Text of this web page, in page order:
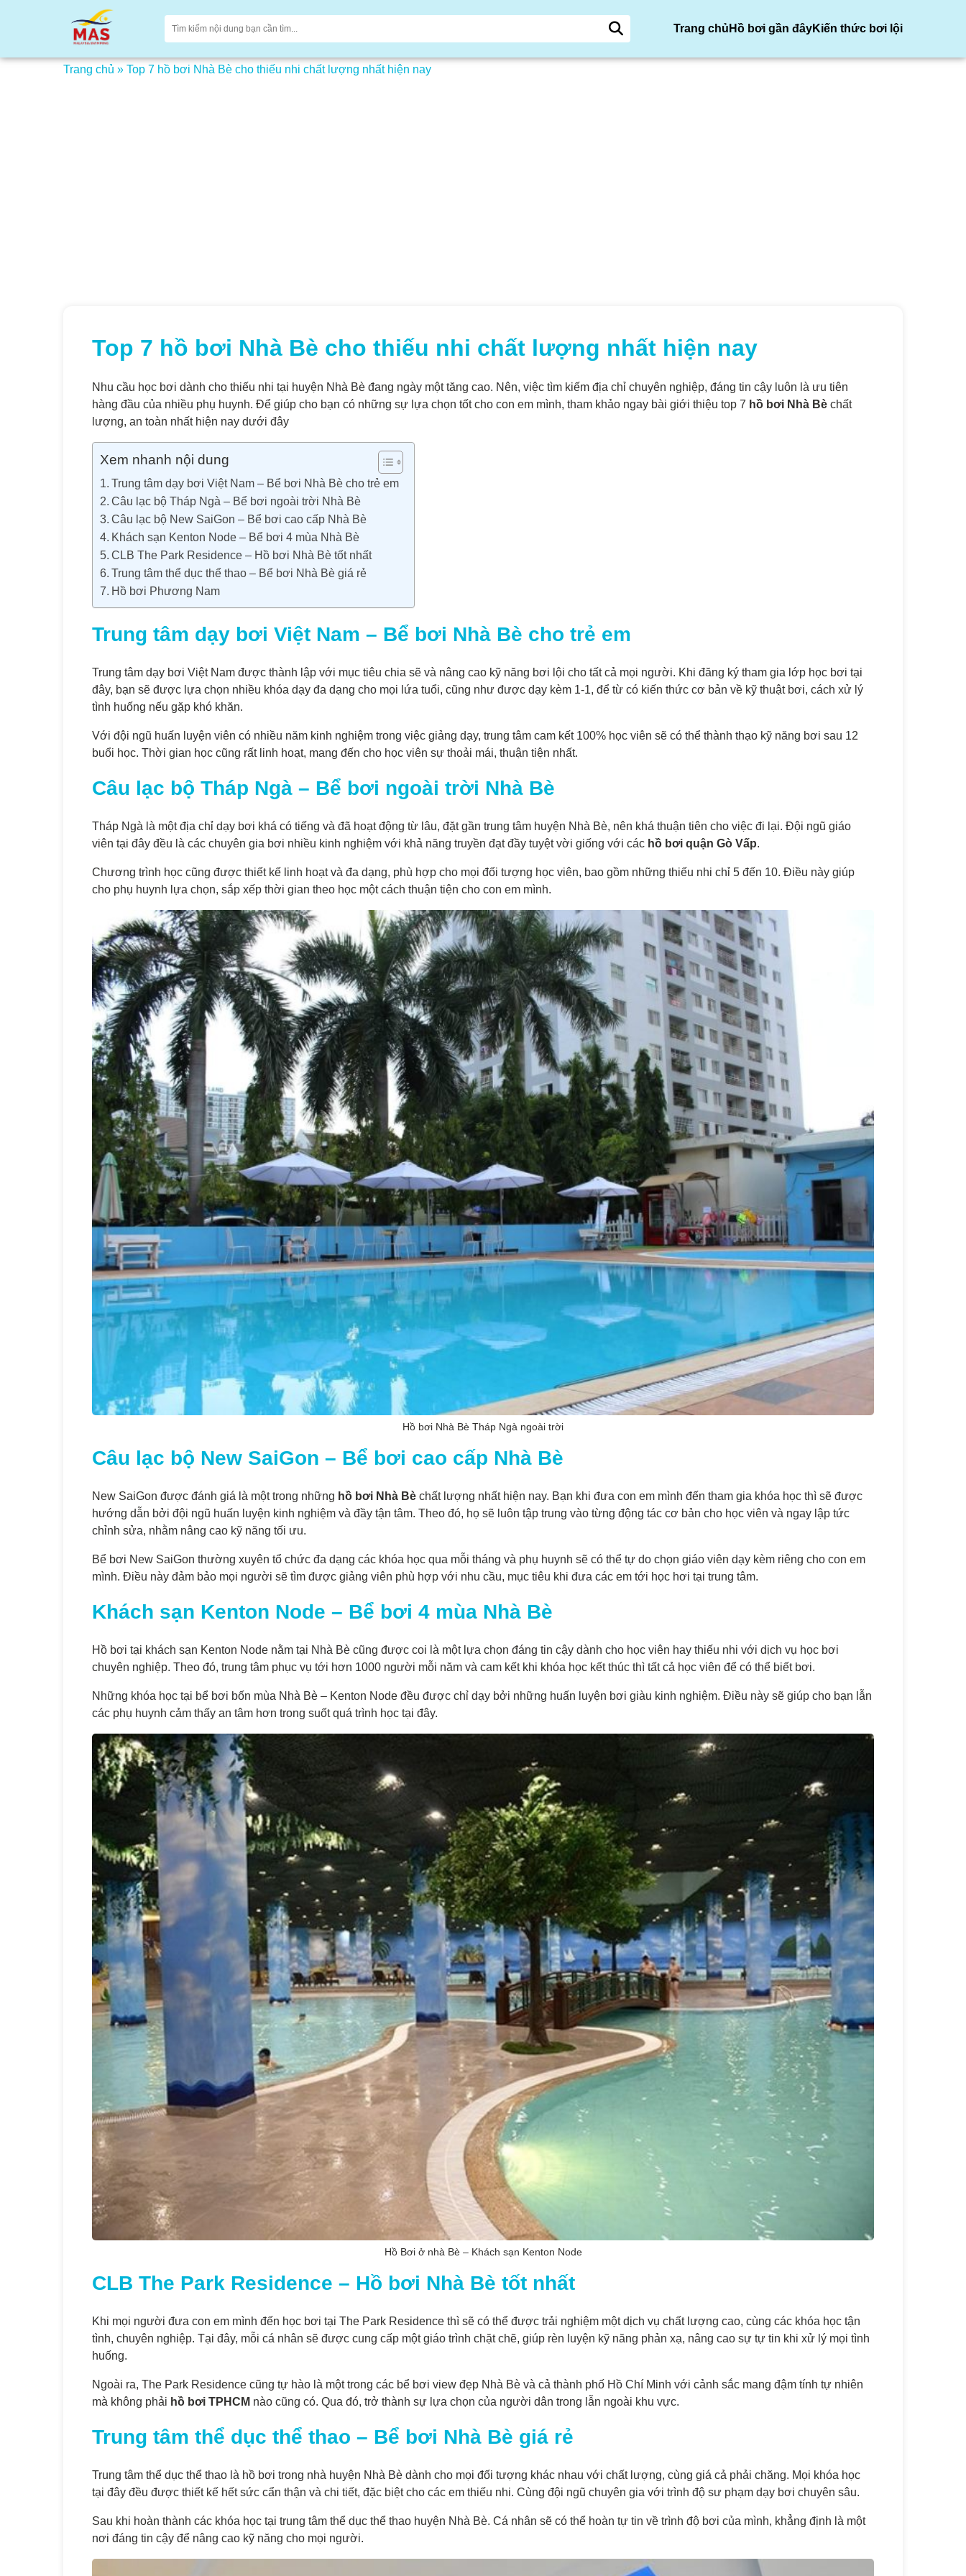
Trang chủ Hồ bơi gần đâyKiến thức bơi lội
Trang chủ » Top 7 hồ bơi Nhà Bè cho thiếu nhi chất lượng nhất hiện nay
Top 7 hồ bơi Nhà Bè cho thiếu nhi chất lượng nhất hiện nay
Nhu cầu học bơi dành cho thiếu nhi tại huyện Nhà Bè đang ngày một tăng cao. Nên, việc tìm kiếm địa chỉ chuyên nghiệp, đáng tin cậy luôn là ưu tiên
hàng đầu của nhiều phụ huynh. Để giúp cho bạn có những sự lựa chọn tốt cho con em mình, tham khảo ngay bài giới thiệu top 7 hồ bơi Nhà Bè chất
lượng, an toàn nhất hiện nay dưới đây
Xem nhanh nội dung
Trung tâm dạy bơi Việt Nam – Bể bơi Nhà Bè cho trẻ em
Câu lạc bộ Tháp Ngà – Bể bơi ngoài trời Nhà Bè
Câu lạc bộ New SaiGon – Bể bơi cao cấp Nhà Bè
Khách sạn Kenton Node – Bể bơi 4 mùa Nhà Bè
CLB The Park Residence – Hồ bơi Nhà Bè tốt nhất
Trung tâm thể dục thể thao – Bể bơi Nhà Bè giá rẻ
Hồ bơi Phương Nam
Trung tâm dạy bơi Việt Nam – Bể bơi Nhà Bè cho trẻ em
Trung tâm dạy bơi Việt Nam được thành lập với mục tiêu chia sẽ và nâng cao kỹ năng bơi lội cho tất cả mọi người. Khi đăng ký tham gia lớp học bơi tại
đây, bạn sẽ được lựa chọn nhiều khóa dạy đa dạng cho mọi lứa tuổi, cũng như được dạy kèm 1-1, để từ có kiến thức cơ bản về kỹ thuật bơi, cách xử lý
tình huống nếu gặp khó khăn.
Với đội ngũ huấn luyện viên có nhiều năm kinh nghiệm trong việc giảng dạy, trung tâm cam kết 100% học viên sẽ có thể thành thạo kỹ năng bơi sau 12
buổi học. Thời gian học cũng rất linh hoạt, mang đến cho học viên sự thoải mái, thuận tiện nhất.
Câu lạc bộ Tháp Ngà – Bể bơi ngoài trời Nhà Bè
Tháp Ngà là một địa chỉ dạy bơi khá có tiếng và đã hoạt động từ lâu, đặt gần trung tâm huyện Nhà Bè, nên khá thuận tiên cho việc đi lại. Đội ngũ giáo
viên tại đây đều là các chuyên gia bơi nhiều kinh nghiệm với khả năng truyền đạt đầy tuyệt vời giống với các hồ bơi quận Gò Vấp.
Chương trình học cũng được thiết kế linh hoạt và đa dạng, phù hợp cho mọi đối tượng học viên, bao gồm những thiếu nhi chỉ 5 đến 10. Điều này giúp
cho phụ huynh lựa chọn, sắp xếp thời gian theo học một cách thuận tiện cho con em mình.
Hồ bơi Nhà Bè Tháp Ngà ngoài trời
Câu lạc bộ New SaiGon – Bể bơi cao cấp Nhà Bè
New SaiGon được đánh giá là một trong những hồ bơi Nhà Bè chất lượng nhất hiện nay. Bạn khi đưa con em mình đến tham gia khóa học thì sẽ được
hướng dẫn bởi đội ngũ huấn luyện kinh nghiệm và đầy tận tâm. Theo đó, họ sẽ luôn tập trung vào từng động tác cơ bản cho học viên và ngay lập tức
chỉnh sửa, nhằm nâng cao kỹ năng tối ưu.
Bể bơi New SaiGon thường xuyên tổ chức đa dạng các khóa học qua mỗi tháng và phụ huynh sẽ có thể tự do chọn giáo viên dạy kèm riêng cho con em
mình. Điều này đảm bảo mọi người sẽ tìm được giảng viên phù hợp với nhu cầu, mục tiêu khi đưa các em tới học hơi tại trung tâm.
Khách sạn Kenton Node – Bể bơi 4 mùa Nhà Bè
Hồ bơi tại khách sạn Kenton Node nằm tại Nhà Bè cũng được coi là một lựa chọn đáng tin cậy dành cho học viên hay thiếu nhi với dịch vụ học bơi
chuyên nghiệp. Theo đó, trung tâm phục vụ tới hơn 1000 người mỗi năm và cam kết khi khóa học kết thúc thì tất cả học viên để có thể biết bơi.
Những khóa học tại bể bơi bốn mùa Nhà Bè – Kenton Node đều được chỉ dạy bởi những huấn luyện bơi giàu kinh nghiệm. Điều này sẽ giúp cho bạn lẫn
các phụ huynh cảm thấy an tâm hơn trong suốt quá trình học tại đây.
Hồ Bơi ở nhà Bè – Khách sạn Kenton Node
CLB The Park Residence – Hồ bơi Nhà Bè tốt nhất
Khi mọi người đưa con em mình đến học bơi tại The Park Residence thì sẽ có thể được trải nghiệm một dịch vụ chất lượng cao, cùng các khóa học tận
tình, chuyên nghiệp. Tại đây, mỗi cá nhân sẽ được cung cấp một giáo trình chặt chẽ, giúp rèn luyện kỹ năng phản xạ, nâng cao sự tự tin khi xử lý mọi tình
huống.
Ngoài ra, The Park Residence cũng tự hào là một trong các bể bơi view đẹp Nhà Bè và cả thành phố Hồ Chí Minh với cảnh sắc mang đậm tính tự nhiên
mà không phải hồ bơi TPHCM nào cũng có. Qua đó, trở thành sự lựa chọn của người dân trong lẫn ngoài khu vực.
Trung tâm thể dục thể thao – Bể bơi Nhà Bè giá rẻ
Trung tâm thể dục thể thao là hồ bơi trong nhà huyện Nhà Bè dành cho mọi đối tượng khác nhau với chất lượng, cùng giá cả phải chăng. Mọi khóa học
tại đây đều được thiết kế hết sức cẩn thận và chi tiết, đặc biệt cho các em thiếu nhi. Cùng đội ngũ chuyên gia với trình độ sư phạm dạy bơi chuyên sâu.
Sau khi hoàn thành các khóa học tại trung tâm thể dục thể thao huyện Nhà Bè. Cá nhân sẽ có thể hoàn tự tin về trình độ bơi của mình, khẳng định là một
nơi đáng tin cậy để nâng cao kỹ năng cho mọi người.